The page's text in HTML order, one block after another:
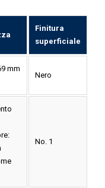
Finitura
superficiale
mm
Nero
No. 1